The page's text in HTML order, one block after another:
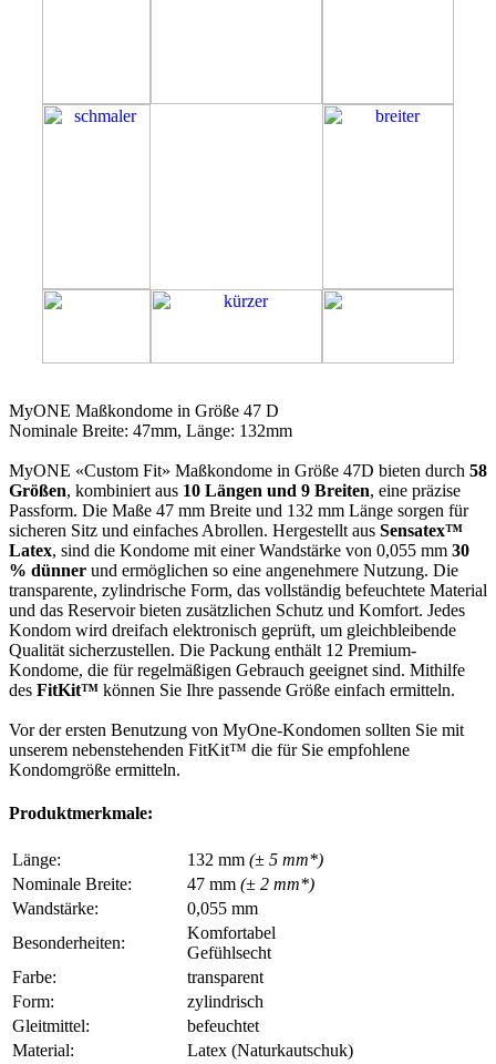
MyONE Maßkondome in Größe 47 D
Nominale Breite: 47mm, Länge: 132mm
MyONE «Custom Fit» Maßkondome in Größe 47D bieten durch 58
Größen, kombiniert aus 10 Längen und 9 Breiten, eine präzise
Passform. Die Maße 47 mm Breite und 132 mm Länge sorgen für
sicheren Sitz und einfaches Abrollen. Hergestellt aus Sensatex™
Latex, sind die Kondome mit einer Wandstärke von 0,055 mm 30
% dünner und ermöglichen so eine angenehmere Nutzung. Die
transparente, zylindrische Form, das vollständig befeuchtete Material
und das Reservoir bieten zusätzlichen Schutz und Komfort. Jedes
Kondom wird dreifach elektronisch geprüft, um gleichbleibende
Qualität sicherzustellen. Die Packung enthält 12 Premium-
Kondome, die für regelmäßigen Gebrauch geeignet sind. Mithilfe
des FitKit™ können Sie Ihre passende Größe einfach ermitteln.
Vor der ersten Benutzung von MyOne-Kondomen sollten Sie mit
unserem nebenstehenden FitKit™ die für Sie empfohlene
Kondomgröße ermitteln.
Produktmerkmale:
Länge: 132 mm (± 5 mm*)
Nominale Breite:
47 mm (± 2 mm*)
Wandstärke:
0,055 mm
Besonderheiten:
Komfortabel
Gefühlsecht
Farbe:
transparent
Form:
zylindrisch
Gleitmittel:
befeuchtet
Material:
Latex (Naturkautschuk)